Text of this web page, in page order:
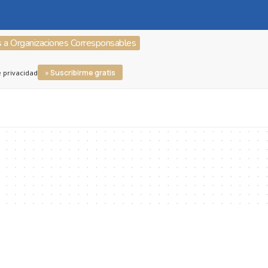
Organizaciones Corresponsables
privacidad » Suscribirme gratis